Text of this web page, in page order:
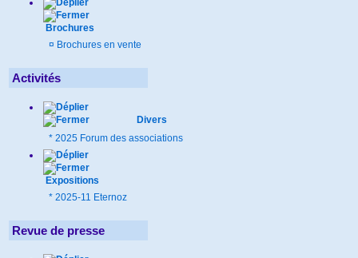
Brochures
¤ Brochures en vente
Activités
Divers
* 2025 Forum des associations
Expositions
* 2025-11 Eternoz
Revue de presse